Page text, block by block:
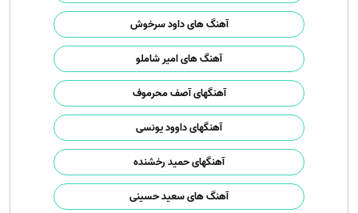
آهنگ های داود سرخوش
آهنگ های امیر شاملو
آهنگهای آصف محرموف
آهنگهای داوود یونسی
آهنگهای حمید رخشنده
آهنگ های سعید حسینی